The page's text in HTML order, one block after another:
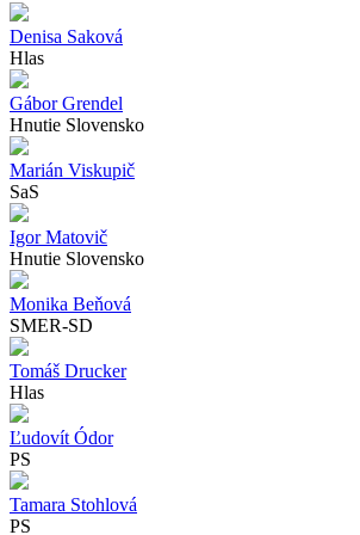
Denisa Saková
Hlas
Gábor Grendel
Hnutie Slovensko
Marián Viskupič
SaS
Igor Matovič
Hnutie Slovensko
Monika Beňová
SMER-SD
Tomáš Drucker
Hlas
Ľudovít Ódor
PS
Tamara Stohlová
PS